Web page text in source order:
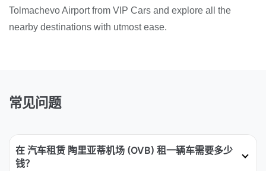
Tolmachevo Airport from VIP Cars and explore all the
nearby destinations with utmost ease.
常见问题
在 汽车租赁 陶里亚蒂机场 (OVB) 租一辆车需要多少
钱？